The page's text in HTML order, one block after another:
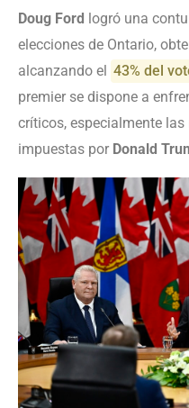
Doug Ford logró una
elecciones de Ontario,
alcanzando el 43% del
premier se dispone a
críticos, especialmente
impuestas por Donald